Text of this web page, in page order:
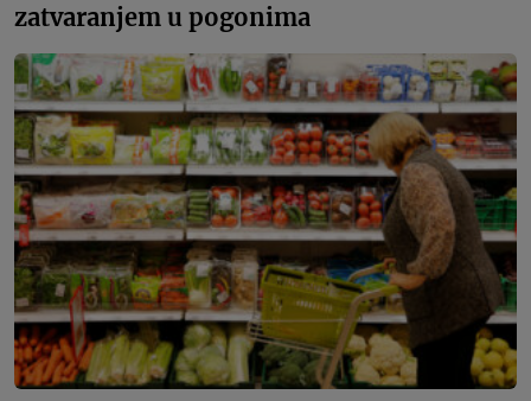
zatvaranjem u pogonima